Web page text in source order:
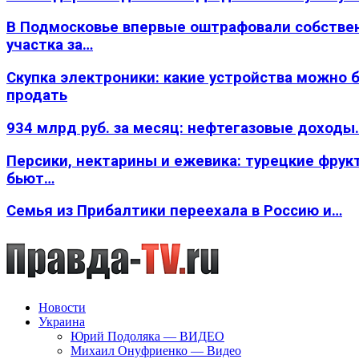
В Подмосковье впервые оштрафовали
участка за…
Скупка электроники: какие устройства можно
продать
934 млрд руб. за месяц: нефтегазовые
Персики, нектарины и ежевика: турецкие
бьют…
Семья из Прибалтики переехала в Россию и…
Новости
Украина
Юрий Подоляка — ВИДЕО
Михаил Онуфриенко — Видео